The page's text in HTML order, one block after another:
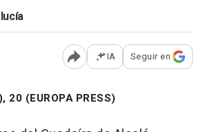
Abrir opciones para
IA Seguir en
20 (EUROPA PRESS)